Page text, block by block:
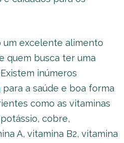
um excelente alimento
quem busca ter uma
inúmeros
para a saúde e boa forma
como as vitaminas
cobre,
A, vitamina B2, vitamina